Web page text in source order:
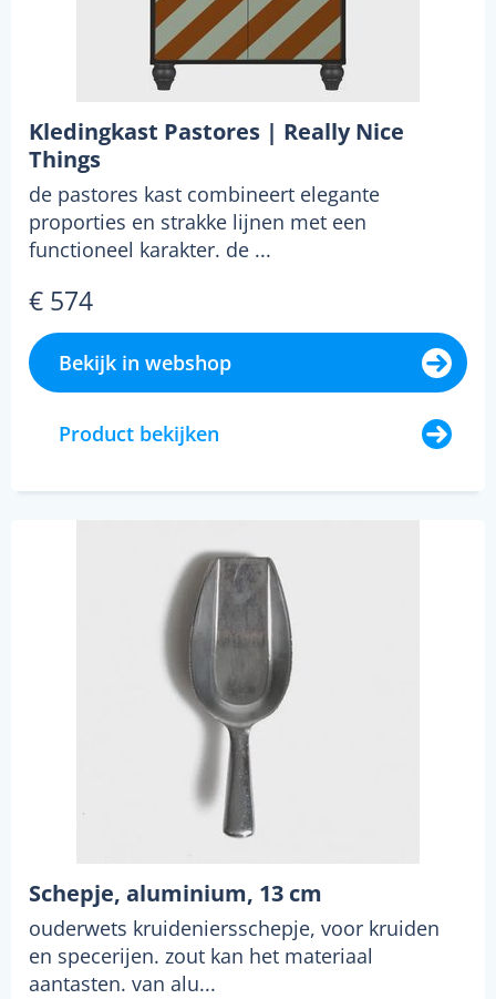
Kledingkast Pastores | Really Nice
Things
de pastores kast combineert elegante
proporties en strakke lijnen met een
functioneel karakter. de ...
€ 574
Bekijk in webshop
Product bekijken
Schepje, aluminium, 13 cm
ouderwets kruideniersschepje, voor kruiden
en specerijen. zout kan het materiaal
aantasten. van alu...